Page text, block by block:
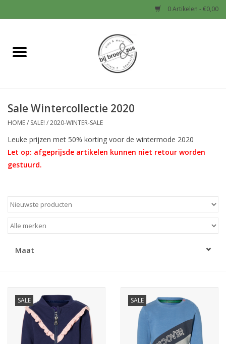
0 Artikelen - €0,00
Home
Baby
Jongens
Meisjes
Speelgoed
Merken
Cadeaubon
Sale Wintercollectie 2020
HOME/ SALE! /2020-WINTER-SALE
Leuke prijzen met 50% korting voor de wintermode 2020
Let op: afgeprijsde artikelen kunnen niet retour worden
gestuurd.
Maat
SALE SALE